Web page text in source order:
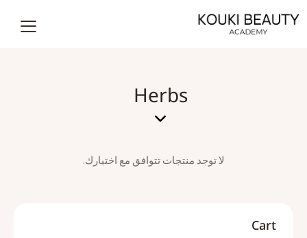
Herbs
لا توجد منتجات تتوافق مع اختيارك.
Cart